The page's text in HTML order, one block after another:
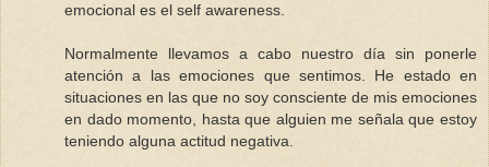
emocional es el self awareness.
Normalmente llevamos a cabo nuestro día sin ponerle
atención a las emociones que sentimos. He estado en
situaciones en las que no soy consciente de mis emociones
en dado momento, hasta que alguien me señala que estoy
teniendo alguna actitud negativa.